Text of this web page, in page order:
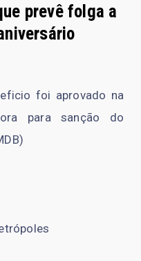
prevê folga a
foi aprovado na
para sanção do